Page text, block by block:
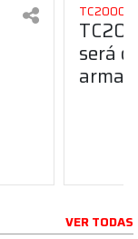
TC2000
será
VER TODAS